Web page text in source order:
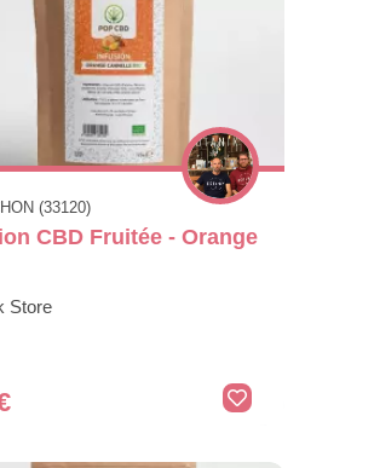
(33120)
CBD Fruitée - Orange
Store